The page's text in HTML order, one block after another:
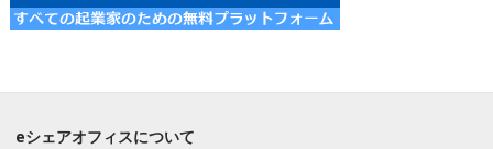
eシェアオフィスについて